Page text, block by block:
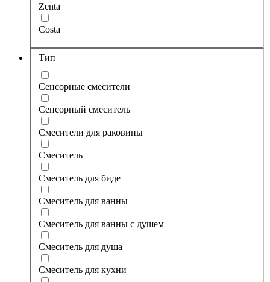
Zenta
Сosta
Тип
Сенсорные смесители
Сенсорный смеситель
Смесители для раковины
Смеситель
Смеситель для биде
Смеситель для ванны
Смеситель для ванны с душем
Смеситель для душа
Смеситель для кухни